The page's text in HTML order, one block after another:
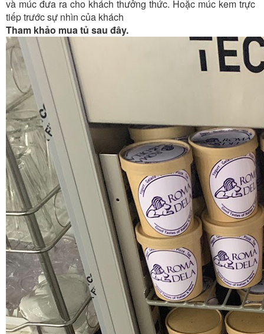
và múc đưa ra cho khách thưởng thức. Hoặc múc kem trực
tiếp trước sự nhìn của khách
Tham khảo mua tủ sau đây.